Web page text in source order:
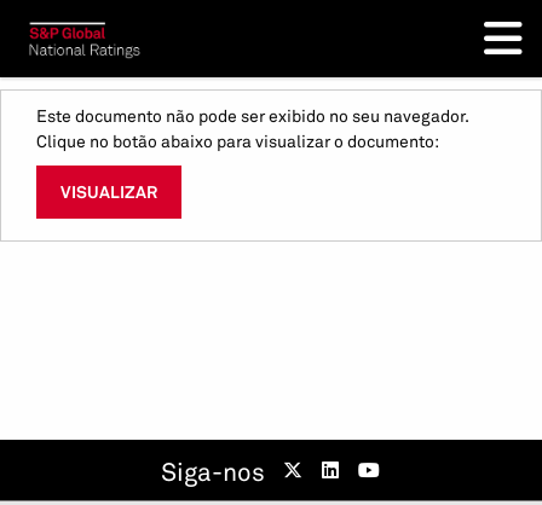
Este documento não pode ser exibido no seu navegador.
Clique no botão abaixo para visualizar o documento:
VISUALIZAR
Siga-nos